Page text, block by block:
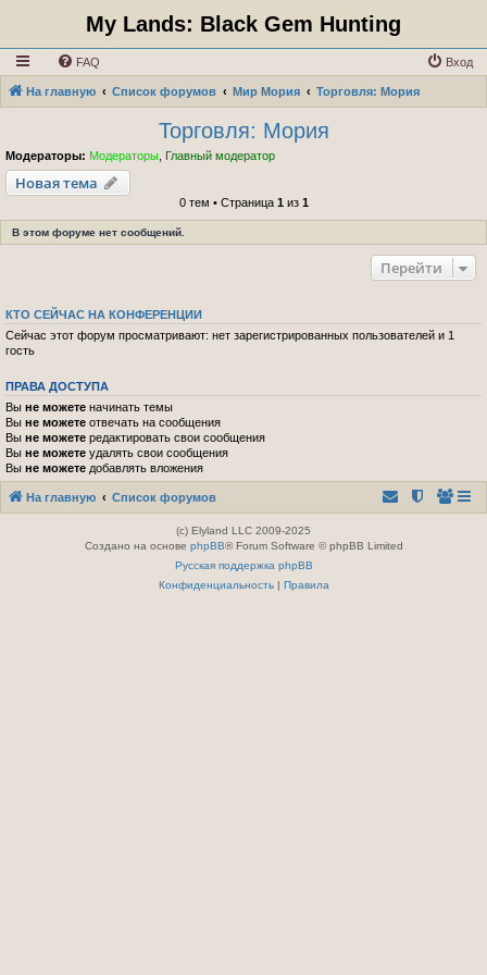
My Lands: Black Gem Hunting
FAQ Вход
На главную Список форумов Мир Мория Торговля: Мория
Торговля: Мория
Модераторы: Модераторы Главный модератор
Новая тема
0 тем • Страница 1из 1
В этом форуме нет сообщений.
Перейти
КТО СЕЙЧАС НА КОНФЕРЕНЦИИ
Сейчас этот форум просматривают: нет зарегистрированных пользователей и 1
гость
ПРАВА ДОСТУПА
Вы не можете начинать темы
Вы не можете отвечать на сообщения
Вы не можете редактировать свои сообщения
Вы не можете удалять свои сообщения
Вы не можете добавлять вложения
На главную Список форумов
(c) Elyland LLC 2009-2025
Создано на основе phpBB® Forum Software © phpBB Limited
Русская поддержка phpBB
Конфиденциальность| Правила